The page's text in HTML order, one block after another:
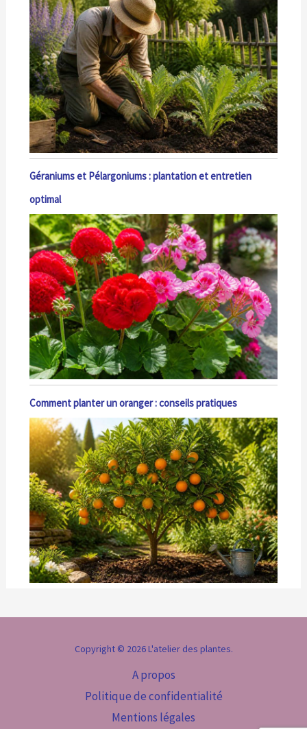
Géraniums et Pélargoniums : plantation et entretien
optimal
Comment planter un oranger : conseils pratiques
Copyright © 2026 L'atelier des plantes.
A propos
Politique de confidentialité
Mentions légales